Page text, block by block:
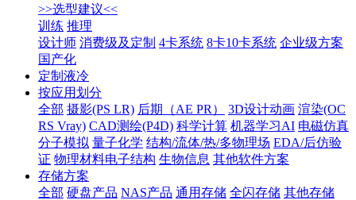
>>选型建议<<
训练 推理
设计师 消费级及定制 4卡系统 8卡10卡系统 企业级方案
国产化
定制液冷
按应用划分
全部 摄影(PS LR) 后期（AE PR） 3D设计动画 渲染(OC
RS Vray) CAD测绘(P4D) 科学计算 机器学习AI 电磁仿真
分子模拟 量子化学 结构/流体/热/多物理场 EDA/后仿验
证 物理材料电子结构 生物信息 其他软件方案
存储方案
全部 硬盘产品 NAS产品 通用存储 全闪存储 其他存储